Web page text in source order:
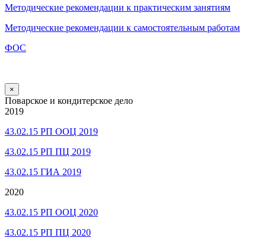
Методические рекомендации к практическим занятиям
Методические рекомендации к самостоятельным работам
ФОС
×
Поварское и кондитерское дело
2019
43.02.15 РП ООЦ 2019
43.02.15 РП ПЦ 2019
43.02.15 ГИА 2019
2020
43.02.15 РП ООЦ 2020
43.02.15 РП ПЦ 2020